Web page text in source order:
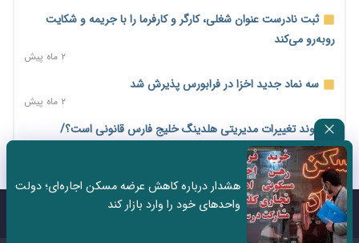
روز خبرنگار؛ مطالبه‌ای فراتر از تبریک برای پاسداشت حقیقت و
امنیت شغلی
همایش و مسابقه نذری ماه صفر برگزار شد
زائران اربعین نگران ارز باقی‌مانده نباشند؛ خرید دینار در بانک‌ها و
صرافی‌ها
جنگ کریدورها وارد فاز جدید شد؛ سرمایه‌گذاری ۳۴۵ میلیارد دلاری
اوراسیا تا ۲۰۳۵
ثبت نادرست عنوان شغلی، کارگر و کارفرما را با جریمه و شکایت
روبه‌رو می‌کند
۲ ماه پیش
سه نماد جدید اخزا در فرابورس پذیرش شد
۲ ماه پیش
روند تغییرات مدیریتی هلدینگ خلیج فارس قانونی است؟/
روایت‌های متناقض و نگرانی سهامداران
هشدار درباره «۴ درصد» مشاغل سخت و زیان‌آور/کارفرمایان
پرداخت را به بازنشستگی موکول نکنند
هشدار درباره کاهش عرضه مسکن اجاره‌ای؛ دولت
واحدهای خود را وارد بازار کند